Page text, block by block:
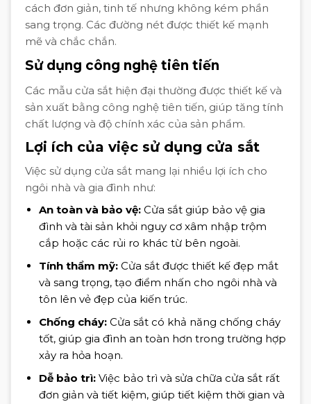
cách đơn giản, tinh tế nhưng không kém phần
sang trọng. Các đường nét được thiết kế mạnh
mẽ và chắc chắn.
Sử dụng công nghệ tiên tiến
Các mẫu cửa sắt hiện đại thường được thiết kế và
sản xuất bằng công nghệ tiên tiến, giúp tăng tính
chất lượng và độ chính xác của sản phẩm.
Lợi ích của việc sử dụng cửa sắt
Việc sử dụng cửa sắt mang lại nhiều lợi ích cho
ngôi nhà và gia đình như:
An toàn và bảo vệ:Cửa sắt giúp bảo vệ gia
đình và tài sản khỏi nguy cơ xâm nhập trộm
cắp hoặc các rủi ro khác từ bên ngoài.
Tính thẩm mỹ:Cửa sắt được thiết kế đẹp mắt
và sang trọng, tạo điểm nhấn cho ngôi nhà và
tôn lên vẻ đẹp của kiến trúc.
Chống cháy:Cửa sắt có khả năng chống cháy
tốt, giúp gia đình an toàn hơn trong trường hợp
xảy ra hỏa hoạn.
Dễ bảo trì:Việc bảo trì và sửa chữa cửa sắt rất
đơn giản và tiết kiệm, giúp tiết kiệm thời gian và